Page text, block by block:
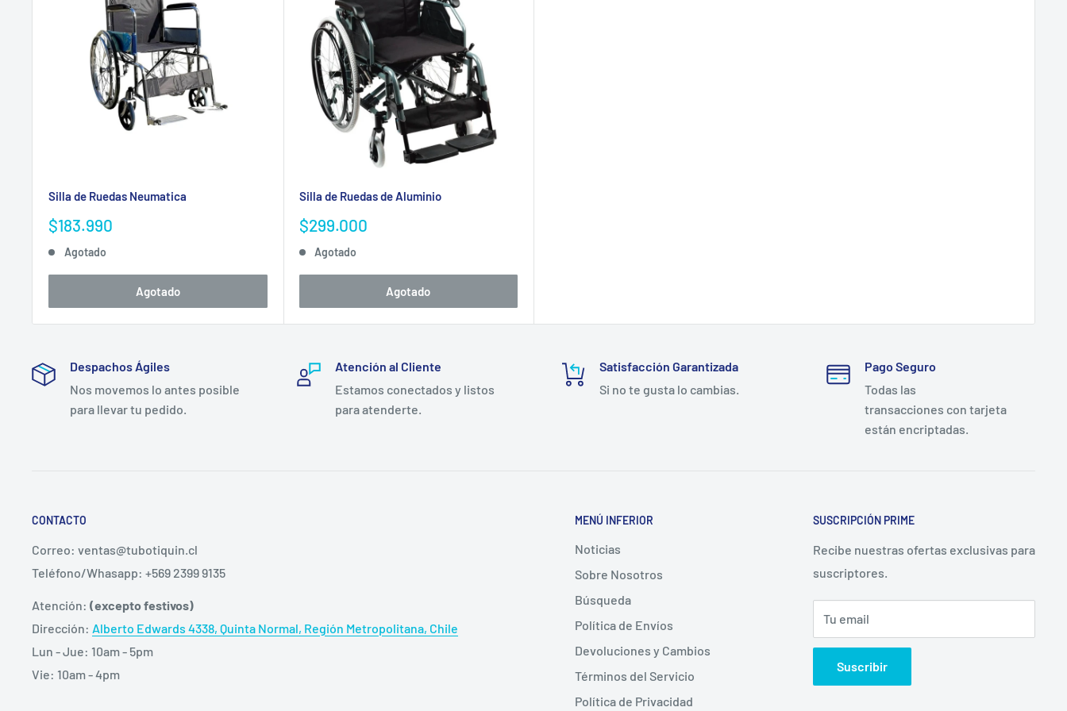
Silla de Ruedas Neumatica
Precio
venta
$183.990
Agotado
Agotado
Silla de Ruedas de Aluminio
Precio
venta
$299.000
Agotado
Agotado
Despachos Ágiles
Nos movemos lo antes posible
para llevar tu pedido.
Atención al Cliente
Estamos conectados y listos
para atenderte.
Satisfacción Garantizada
Si no te gusta lo cambias.
Pago Seguro
Todas las
transacciones con tarjeta
están encriptadas.
CONTACTO
Correo: ventas@tubotiquin.cl
Teléfono/Whasapp: +569 2399 9135
Atención: (excepto festivos)
Dirección: Alberto Edwards 4338, Quinta Normal, Región Metropolitana, Chile
Lun - Jue: 10am - 5pm
Vie: 10am - 4pm
MENÚ INFERIOR
Noticias
Sobre Nosotros
Búsqueda
Política de Envíos
Devoluciones y Cambios
Términos del Servicio
Política de Privacidad
SUSCRIPCIÓN PRIME
Recibe nuestras ofertas exclusivas para
suscriptores.
Tu email
Suscribir